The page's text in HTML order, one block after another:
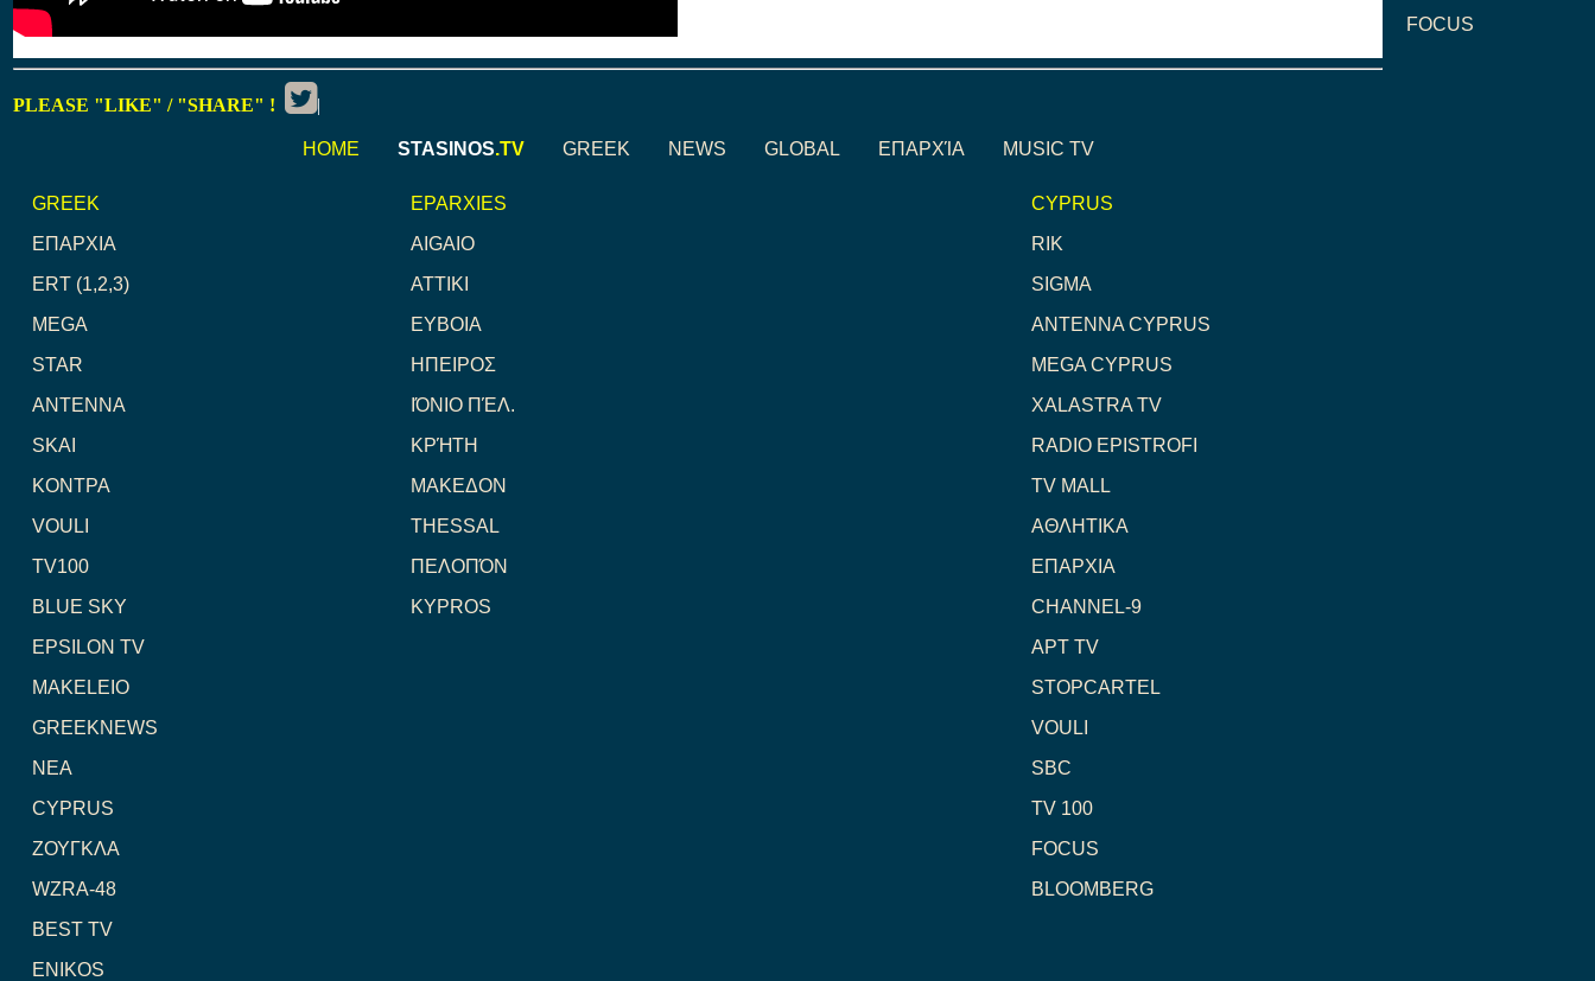
PLEASE "LIKE" / "SHARE" ! |
FOCUS
HOME STASINOS.TV GREEK NEWS GLOBAL ΕΠΑΡΧΊΑ MUSIC TV
GREEK
ΕΠΑΡΧΙΑ
ERT (1,2,3)
MEGA
STAR
ANTENNA
SKAI
ΚΟΝΤΡΑ
VOULI
TV100
BLUE SKY
EPSILON TV
MAKELEIO
GREEKNEWS
NEA
CYPRUS
ΖΟΥΓΚΛΑ
WZRA-48
BEST TV
ENIKOS
EPARXIES
AIGAIO
ATTIKI
ΕΥΒΟΙΑ
ΗΠΕΙΡΟΣ
ΙΌΝΙΟ ΠΈΛ.
ΚΡΉΤΗ
ΜΑΚΕΔΟΝ
THESSAL
ΠΕΛΟΠΌΝ
KYPROS
CYPRUS
RIK
SIGMA
ANTENNA CYPRUS
MEGA CYPRUS
XALASTRA TV
RADIO EPISTROFI
TV MALL
ΑΘΛΗΤΙΚΑ
ΕΠΑΡΧΙΑ
CHANNEL-9
ΑΡΤ TV
STOPCARTEL
VOULI
SBC
TV 100
FOCUS
BLOOMBERG